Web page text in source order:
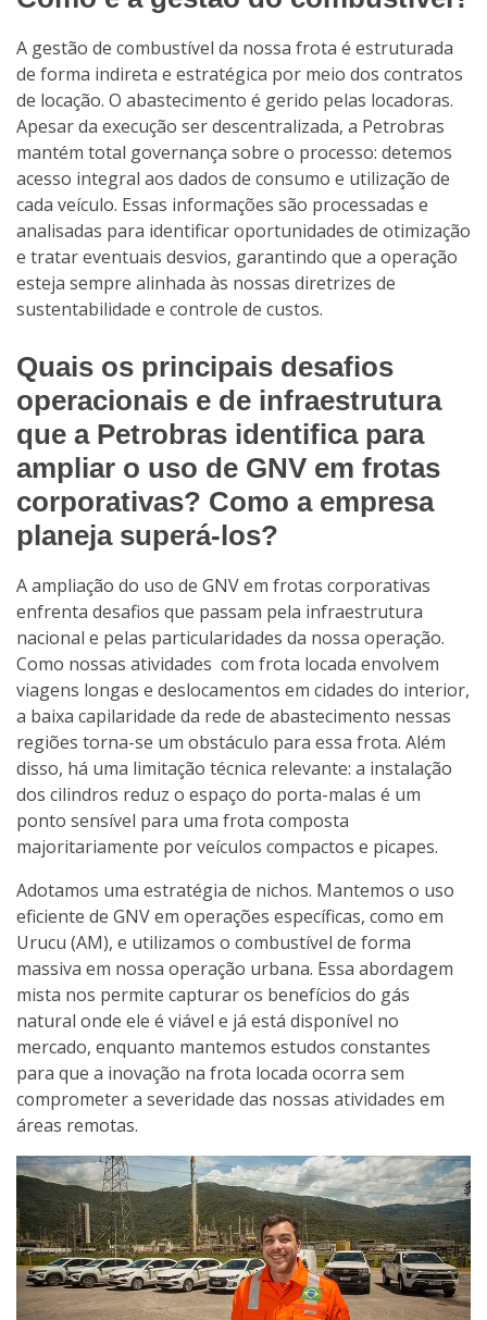
A gestão de combustível da nossa frota é estruturada
de forma indireta e estratégica por meio dos contratos
de locação. O abastecimento é gerido pelas locadoras.
Apesar da execução ser descentralizada, a Petrobras
mantém total governança sobre o processo: detemos
acesso integral aos dados de consumo e utilização de
cada veículo. Essas informações são processadas e
analisadas para identificar oportunidades de otimização
e tratar eventuais desvios, garantindo que a operação
esteja sempre alinhada às nossas diretrizes de
sustentabilidade e controle de custos.
Quais os principais desafios
operacionais e de infraestrutura
que a Petrobras identifica para
ampliar o uso de GNV em frotas
corporativas? Como a empresa
planeja superá-los?
A ampliação do uso de GNV em frotas corporativas
enfrenta desafios que passam pela infraestrutura
nacional e pelas particularidades da nossa operação.
Como nossas atividades com frota locada envolvem
viagens longas e deslocamentos em cidades do interior,
a baixa capilaridade da rede de abastecimento nessas
regiões torna-se um obstáculo para essa frota. Além
disso, há uma limitação técnica relevante: a instalação
dos cilindros reduz o espaço do porta-malas é um
ponto sensível para uma frota composta
majoritariamente por veículos compactos e picapes.
Adotamos uma estratégia de nichos. Mantemos o uso
eficiente de GNV em operações específicas, como em
Urucu (AM), e utilizamos o combustível de forma
massiva em nossa operação urbana. Essa abordagem
mista nos permite capturar os benefícios do gás
natural onde ele é viável e já está disponível no
mercado, enquanto mantemos estudos constantes
para que a inovação na frota locada ocorra sem
comprometer a severidade das nossas atividades em
áreas remotas.